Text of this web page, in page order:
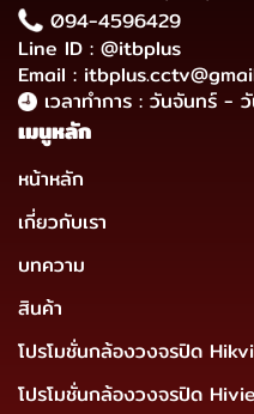
094-4596429
Line ID : @itbplus
Email :
เวลาทำการ : วันจันทร์ -
เมนูหลัก
หน้าหลัก
เกี่ยวกับเรา
บทความ
สินค้า
โปรโมชั่นกล้องวงจรปิด
โปรโมชั่นกล้องวงจรปิด